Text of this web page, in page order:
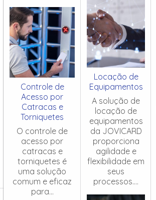
Controle de
Acesso por
Catracas e
Torniquetes
O controle de
acesso por
catracas e
torniquetes é
uma solução
comum e eficaz
para...
Locação de
Equipamentos
A solução de
locação de
equipamentos
da JOVICARD
proporciona
agilidade e
flexibilidade em
seus
processos....